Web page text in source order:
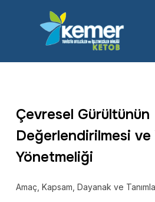
Çevresel Gürültünün
Değerlendirilmesi ve
Yönetmeliği
Amaç, Kapsam, Dayanak ve